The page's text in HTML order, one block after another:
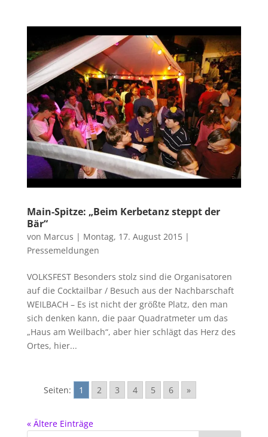
Main-Spitze: „Beim Kerbetanz steppt der
Bär“
von Marcus | Montag, 17. August 2015|
Pressemeldungen
VOLKSFEST Besonders stolz sind die Organisatoren
auf die Cocktailbar / Besuch aus der Nachbarschaft
WEILBACH – Es ist nicht der größte Platz, den man
sich denken kann, die paar Quadratmeter um das
„Haus am Weilbach“, aber hier schlägt das Herz des
Ortes, hier...
Seiten: 1 2 3 4 5 6 »
« Ältere Einträge